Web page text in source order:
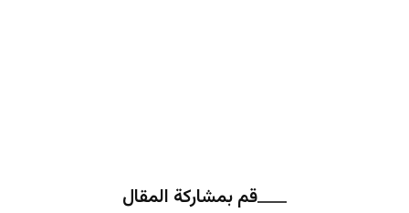
قم بمشاركة المقال